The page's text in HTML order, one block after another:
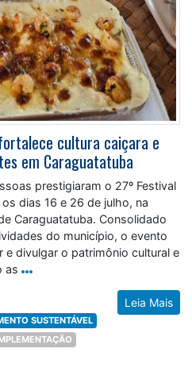
cultura caiçara e
em Caraguatatuba
prestigiaram o 27º Festival
dias 16 e 26 de julho, na
Caraguatatuba. Consolidado
do município, o evento
divulgar o patrimônio cultural e
as
Leia Mais
SUSTENTÁVEL